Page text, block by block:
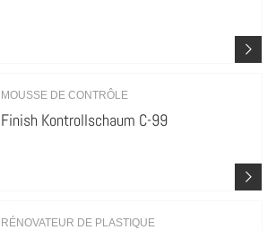
MOUSSE DE CONTRÔLE
Finish Kontrollschaum C-99
RÉNOVATEUR DE PLASTIQUE